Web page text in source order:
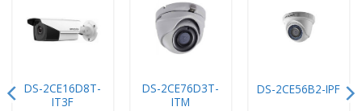
DS-2CE16D8T-
IT3F
DS-2CE76D3T-
ITM
DS-2CE56B2-IPF